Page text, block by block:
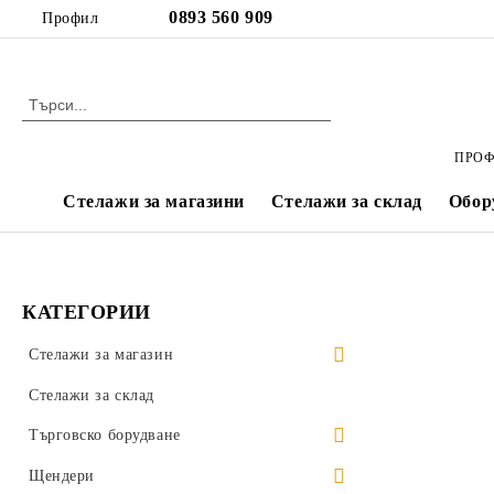
Профил
Стелажи за магазини Стелажи за склад
КАТЕГОРИИ
Стелажи за магазин
Метални стелажи 70 кг/рафт
Метални стелажи 120 кг/рафт
Перфорирани пана
Стелажи за склад
Търговско борудване
Рондо колони
Щендери